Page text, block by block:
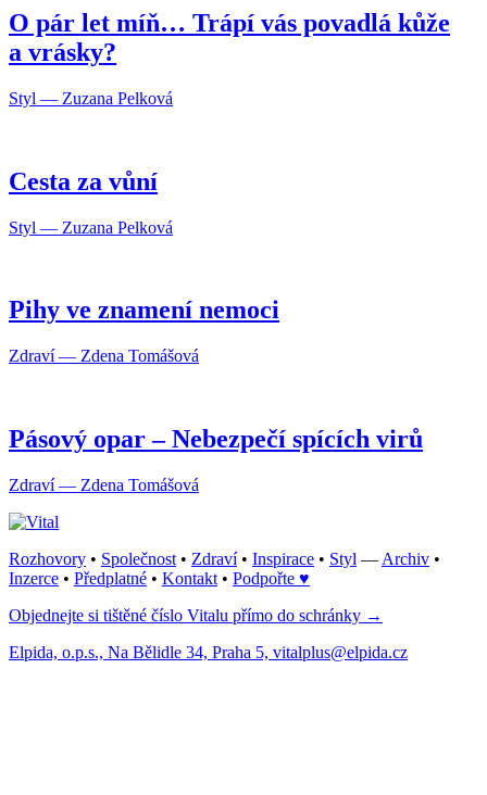
O pár let míň… Trápí vás povadlá kůže
a vrásky?
Styl — Zuzana Pelková
Cesta za vůní
Styl — Zuzana Pelková
Pihy ve znamení nemoci
Zdraví — Zdena Tomášová
Pásový opar – Nebezpečí spících virů
Zdraví — Zdena Tomášová
Rozhovory • Společnost • Zdraví• Inspirace • Styl — Archiv •
Inzerce • Předplatné • Kontakt • Podpořte ♥
Objednejte si tištěné číslo Vitalu přímo do schránky →
Elpida, o.p.s., Na Bělidle 34, Praha 5, vitalplus@elpida.cz